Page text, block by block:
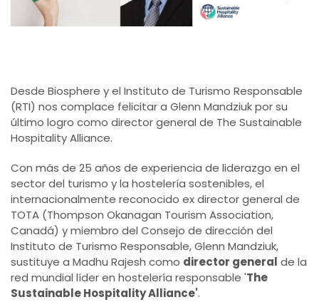
Desde Biosphere y el Instituto de Turismo Responsable
(RTI) nos complace felicitar a Glenn Mandziuk por su
último logro como director general de The Sustainable
Hospitality Alliance.
Con más de 25 años de experiencia de liderazgo en el
sector del turismo y la hostelería sostenibles, el
internacionalmente reconocido ex director general de
TOTA (Thompson Okanagan Tourism Association,
Canadá) y miembro del Consejo de dirección del
Instituto de Turismo Responsable, Glenn Mandziuk,
sustituye a Madhu Rajesh como director general de la
red mundial líder en hostelería responsable 'The
Sustainable Hospitality Alliance'.